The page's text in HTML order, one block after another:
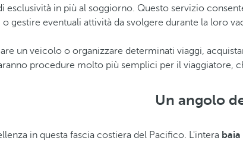
esclusività in più al soggiorno. Questo servizio
gestire eventuali attività da svolgere durante la loro
un veicolo o organizzare determinati viaggi,
procedure molto più semplici per il viaggiatore,
Un angolo
in questa fascia costiera del Pacifico. L'intera